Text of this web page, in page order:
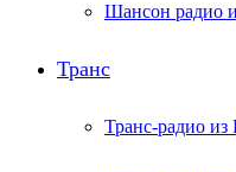
Шансон радио
Транс
Транс-радио из